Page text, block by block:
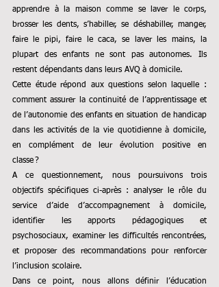
apprendre à la maison comme se laver le corps,
brosser les dents, s’habiller, se déshabiller, manger,
faire le pipi, faire le caca, se laver les mains, la
restent dépendants dans leurs AVQ à domicile.
Cette étude répond aux questions selon laquelle :
comment assurer la continuité de l’apprentissage et
de l’autonomie des enfants en situation de handicap
dans
les activités de la vie quotidienne à domicile,
en complément de leur évolution positive en
classe ?
A ce questionnement, nous poursuivons trois
objectifs spécifiques ci-après : analyser le rôle du
service d’aide
d’accompagnement à domicile,
identifier les apports pédagogiques et
psychosociaux, examiner les difficultés rencontrées,
et proposer des recommandations pour renforcer
l’inclusion scolaire.
Dans ce point, nous allons définir l’éducation